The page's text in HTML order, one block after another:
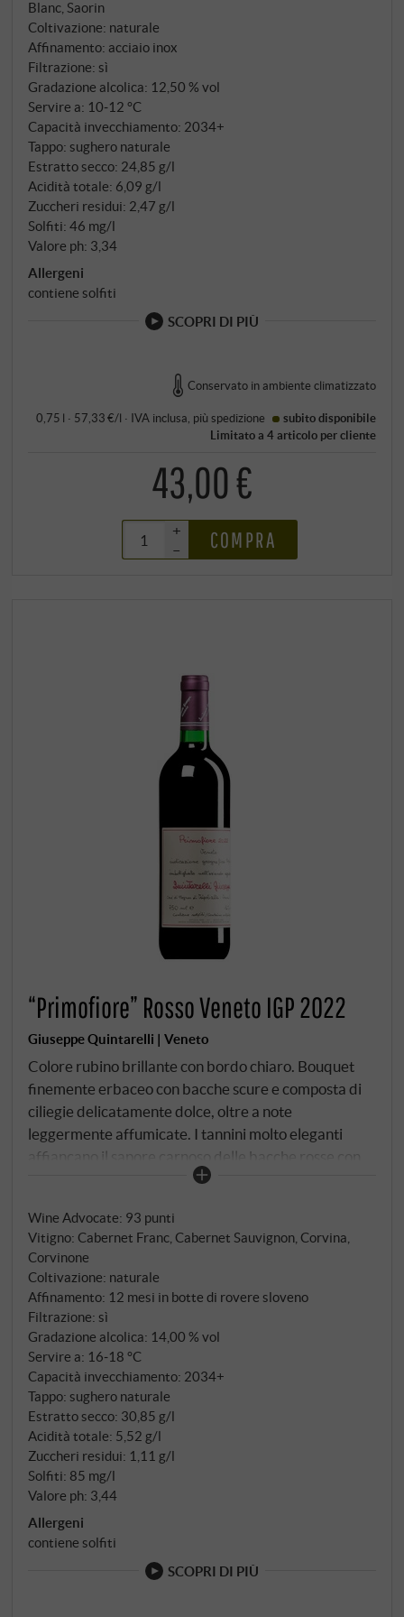
che conferiscono al vino quella fumosità vulcanica
che lo distingue dagli altri vini bianchi veneti. Dopo la
vendemmia, ha luogo una macerazione a freddo di
dodici ore, seguita da una fermentazione a
temperatura controllata. L'affinamento avviene in
acciaio sulle fecce fini, con bâtonnage regolari per
aggiungere consistenza e complessità.
Blanc, Saorin
Coltivazione: naturale
Affinamento: acciaio inox
Filtrazione: sì
Gradazione alcolica: 12,50 % vol
Servire a: 10‑12 °C
Capacità invecchiamento: 2034+
Tappo: sughero naturale
Estratto secco: 24,85 g/l
Acidità totale: 6,09 g/l
Zuccheri residui: 2,47 g/l
Solfiti: 46 mg/l
Valore ph: 3,34
Allergeni
contiene solfiti
SCOPRI DI PIÙ
Conservato in ambiente climatizzato
0,75 l · 57,33 €/l · IVA inclusa, piùspedizione
subito disponibile
Limitato a 4 articolo per cliente
43,00 €
+
–
COMPRA
“Primofiore” Rosso Veneto IGP 2022
Giuseppe Quintarelli | Veneto
Colore rubino brillante con bordo chiaro. Bouquet
finemente erbaceo con bacche scure e composta di
ciliegie delicatamente dolce, oltre a note
leggermente affumicate. I tannini molto eleganti
affiancano il sapore carnoso delle bacche rosse con
finezza e consistenza vellutata in un finale complesso
Wine Advocate: 93 punti
Vitigno: Cabernet Franc, Cabernet Sauvignon, Corvina,
Corvinone
Coltivazione: naturale
Affinamento: 12 mesi in botte di rovere sloveno
Filtrazione: sì
Gradazione alcolica: 14,00 % vol
Servire a: 16‑18 °C
Capacità invecchiamento: 2034+
Tappo: sughero naturale
Estratto secco: 30,85 g/l
Acidità totale: 5,52 g/l
Zuccheri residui: 1,11 g/l
Solfiti: 85 mg/l
Valore ph: 3,44
Allergeni
contiene solfiti
SCOPRI DI PIÙ